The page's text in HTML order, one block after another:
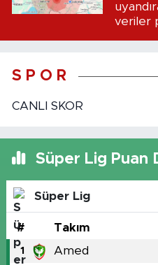
veriler
S P O R
CANLI SKOR
Süper Lig Puan
Süper Lig
# Takım
1 Amed